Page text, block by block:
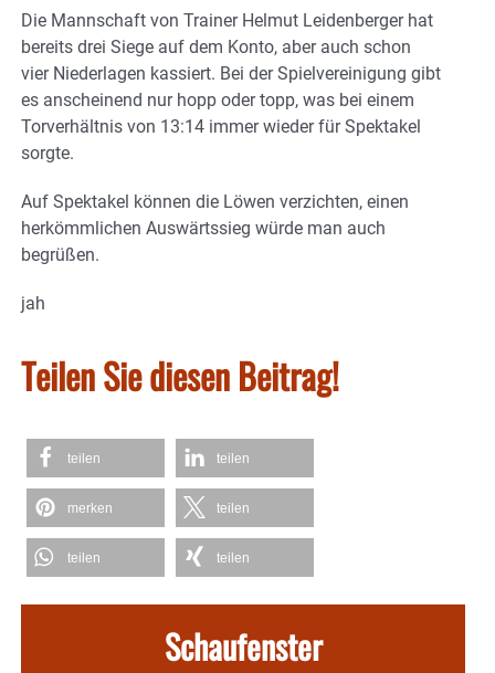
Die Mannschaft von Trainer Helmut Leidenberger hat
bereits drei Siege auf dem Konto, aber auch schon
vier Niederlagen kassiert. Bei der Spielvereinigung gibt
es anscheinend nur hopp oder topp, was bei einem
Torverhältnis von 13:14 immer wieder für Spektakel
sorgte.
Auf Spektakel können die Löwen verzichten, einen
herkömmlichen Auswärtssieg würde man auch
begrüßen.
jah
Teilen Sie diesen Beitrag!
teilen teilen
merken teilen
teilen teilen
Schaufenster